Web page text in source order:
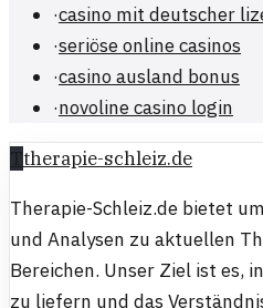
·casino mit deutscher
·seriöse online casinos
·casino ausland bonus
·novoline casino login
Ttherapie-schleiz.de
Therapie-Schleiz.de bietet
und Analysen zu aktuellen
Bereichen. Unser Ziel ist es,
zu liefern und das